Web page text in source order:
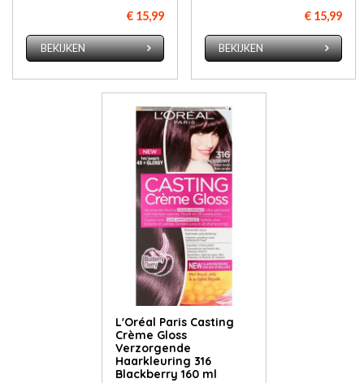
€ 15,99
BEKIJKEN
€ 15,99
BEKIJKEN
L'Oréal Paris Casting
Crème Gloss
Verzorgende
Haarkleuring 316
Blackberry 160 ml